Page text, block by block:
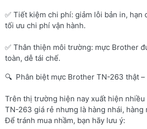
✅ Tiết kiệm chi phí: giảm lỗi bản in, hạn
tối ưu chi phí vận hành.
✅ Thân thiện môi trường: mực Brother
toàn, dễ tái chế.
🔍 Phân biệt mực Brother TN-263 thật –
Trên thị trường hiện nay xuất hiện
TN-263 giá rẻ nhưng là hàng nhái, hàng
Để tránh mua nhầm, bạn hãy lưu ý: